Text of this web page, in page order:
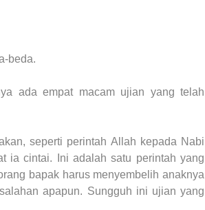
beda.
ada empat macam ujian yang telah
seperti perintah Allah kepada Nabi
ia cintai. Ini adalah satu perintah yang
bapak harus menyembelih anaknya
apapun. Sungguh ini ujian yang